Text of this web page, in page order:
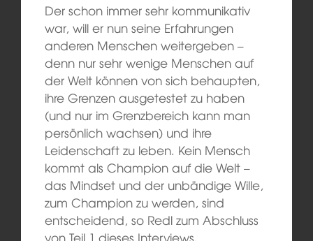
Der schon immer sehr kommunikativ
war, will er nun seine Erfahrungen
anderen Menschen weitergeben –
denn nur sehr wenige Menschen auf
der Welt können von sich behaupten,
ihre Grenzen ausgetestet zu haben
(und nur im Grenzbereich kann man
persönlich wachsen) und ihre
Leidenschaft zu leben. Kein Mensch
kommt als Champion auf die Welt –
das Mindset und der unbändige Wille,
zum Champion zu werden, sind
entscheidend, so Redl zum Abschluss
von Teil 1 dieses Interviews.